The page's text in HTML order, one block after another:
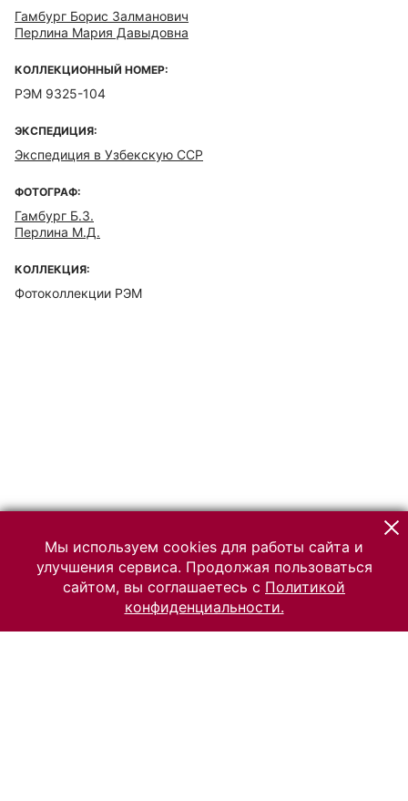
Гамбург Борис Залманович
Перлина Мария Давыдовна
КОЛЛЕКЦИОННЫЙ НОМЕР:
РЭМ 9325-104
ЭКСПЕДИЦИЯ:
Экспедиция в Узбекскую ССР
ФОТОГРАФ:
Гамбург Б.З.
Перлина М.Д.
КОЛЛЕКЦИЯ:
Фотоколлекции РЭМ
Мы используем cookies для работы сайта и
улучшения сервиса. Продолжая пользоваться
сайтом, вы соглашаетесь с Политикой
конфиденциальности.